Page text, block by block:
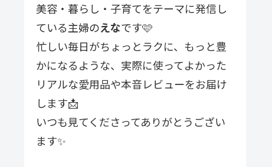
美容・暮らし・子育てをテーマに発信し
ている主婦のえなです🩷
忙しい毎日がちょっとラクに、もっと豊
かになるような、実際に使ってよかった
リアルな愛用品や本音レビューをお届け
します📩
いつも見てくださってありがとうござい
ます✨